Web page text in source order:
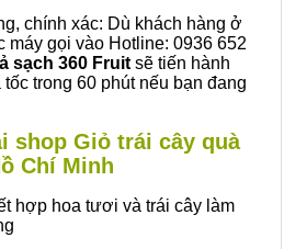
chính xác: Dù khách hàng ở
máy gọi vào Hotline: 0936 652
sạch 360 Fruit sẽ tiến hành
trong 60 phút nếu bạn đang
shop Giỏ trái cây quà
Chí Minh
hợp hoa tươi và trái cây làm